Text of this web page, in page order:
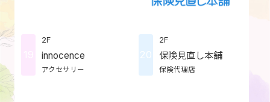
2F
innocence
アクセサリー
20
2F
保険見直し本舗
保険代理店